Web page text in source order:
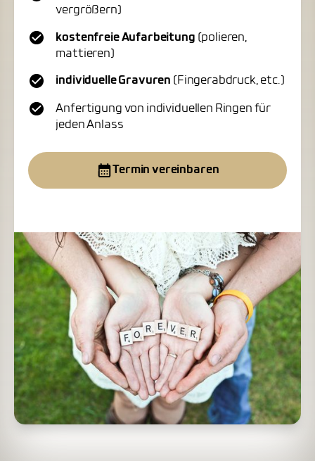
vergrößern)
kostenfreie Aufarbeitung (polieren,
mattieren)
individuelle Gravuren (Fingerabdruck, etc.)
Anfertigung von individuellen Ringen für
jeden Anlass
Termin vereinbaren